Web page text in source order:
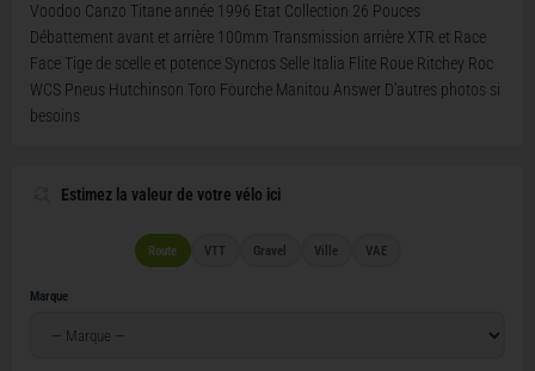
Voodoo Canzo Titane année 1996 Etat Collection 26 Pouces
Débattement avant et arrière 100mm Transmission arrière XTR et Race
Face Tige de scelle et potence Syncros Selle Italia Flite Roue Ritchey Roc
WCS Pneus Hutchinson Toro Fourche Manitou Answer D'autres photos si
besoins
Estimez la valeur de votre vélo ici
Route VTT Gravel Ville VAE
Marque